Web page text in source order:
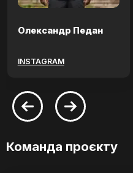
Олександр Педан
INSTAGRAM
Команда проєкту